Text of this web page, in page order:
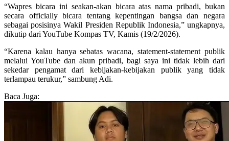
“Wapres bicara ini seakan-akan bicara atas nama pribadi, bukan
secara officially bicara tentang kepentingan bangsa dan negara
sebagai posisinya Wakil Presiden Republik Indonesia,” ungkapnya,
dikutip dari YouTube Kompas TV, Kamis (19/2/2026).
“Karena kalau hanya sebatas wacana, statement-statement publik
melalui YouTube dan akun pribadi, bagi saya ini tidak lebih dari
sekedar pengamat dari kebijakan-kebijakan publik yang tidak
terlampau terukur,” sambung Adi.
Baca Juga: